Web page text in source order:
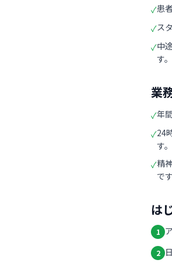
✓患
✓ス
✓中
す。
業
✓年
✓24
す。
✓精
です
は
1
2